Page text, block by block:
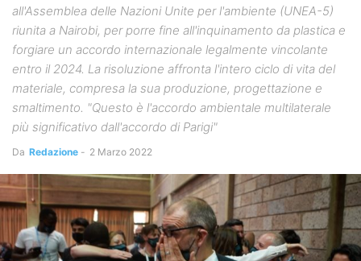
all'Assemblea delle Nazioni Unite per l'ambiente (UNEA-5)
riunita a Nairobi, per porre fine all'inquinamento da plastica e
forgiare un accordo internazionale legalmente vincolante
entro il 2024. La risoluzione affronta l'intero ciclo di vita del
materiale, compresa la sua produzione, progettazione e
smaltimento. "Questo è l'accordo ambientale multilaterale
più significativo dall'accordo di Parigi"
Da Redazione - 2 Marzo 2022